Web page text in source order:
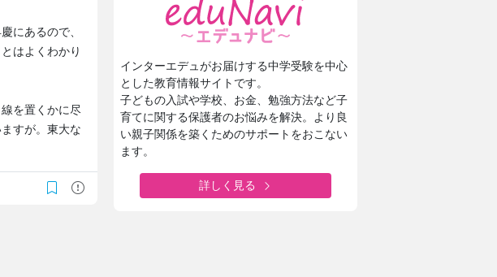
にあるので、
はよくわかり
を置くかに尽
すが。東大な
インターエデュがお届けする中学受験を中心
とした教育情報サイトです。
子どもの入試や学校、お金、勉強方法など子
育てに関する保護者のお悩みを解決。より良
い親子関係を築くためのサポートをおこない
ます。
詳しく見る